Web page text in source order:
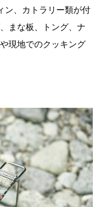
ン、カトラリー類が付
まな板、トング、ナ
現地でのクッキング